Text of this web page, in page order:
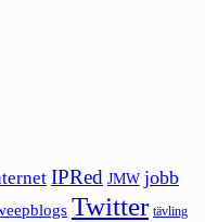
IPRed JMW jobb
Twitter tävling